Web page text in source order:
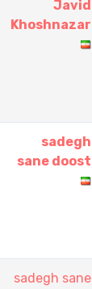
Javid
Khoshnazar
sadegh
sane doost
sadegh sane